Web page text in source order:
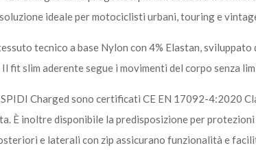
ideale per motociclisti urbani, touring e
tecnico a base Nylon con 4% Elastan,
fit slim aderente segue i movimenti del corpo senza
Charged sono certificati CE EN 17092-4:2020
È inoltre disponibile la predisposizione per
e laterali con zip assicurano funzionalità e